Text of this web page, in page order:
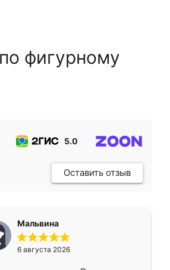
фигурному
5.0
Оставить отзыв
Мальвина
6 августа 2026